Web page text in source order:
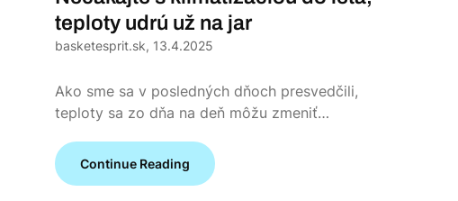
teploty udrú už na jar
basketesprit.sk, 13.4.2025
Ako sme sa v posledných dňoch presvedčili,
teploty sa zo dňa na deň môžu zmeniť…
Continue Reading